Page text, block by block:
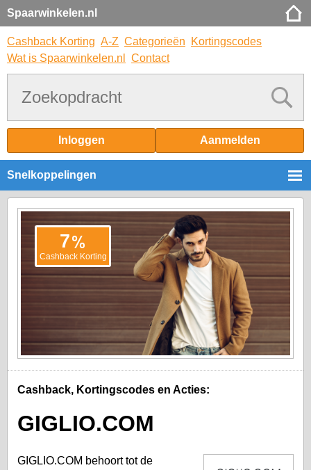
Spaarwinkelen.nl
Cashback Korting A-Z Categorieën
Kortingscodes
Wat is Spaarwinkelen.nl
Contact
Inloggen Aanmelden
Snelkoppelingen
7%
Cashback Korting
Cashback, Kortingscodes en Acties:
GIGLIO.COM
GIGLIO.COM behoort tot de